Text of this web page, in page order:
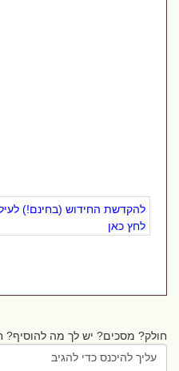
להקדשת החידוש (בחינם!)
לחץ כאן
חולק? מסכים? יש לך מה להוסיף?